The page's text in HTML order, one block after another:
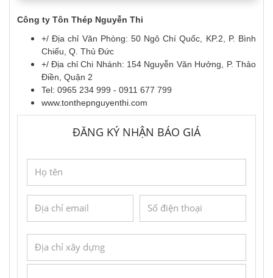
Công ty Tôn Thép Nguyễn Thi
+/ Địa chỉ Văn Phòng: 50 Ngô Chí Quốc, KP.2, P. Bình
Chiểu, Q. Thủ Đức
+/ Địa chỉ Chi Nhánh: 154 Nguyễn Văn Hưởng, P. Thảo
Điền, Quận 2
Tel: 0965 234 999 - 0911 677 799
www.tonthepnguyenthi.com
ĐĂNG KÝ NHẬN BÁO GIÁ